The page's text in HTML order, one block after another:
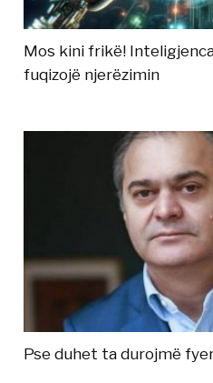
Mos kini frikë!
fuqizojë njerëzimin
Pse duhet ta durojmë